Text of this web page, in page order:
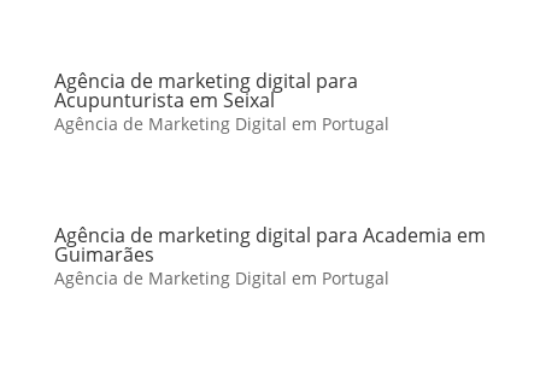
Agência de marketing digital para
Acupunturista em Seixal
Agência de Marketing Digital em Portugal
Agência de marketing digital para Academia em
Guimarães
Agência de Marketing Digital em Portugal